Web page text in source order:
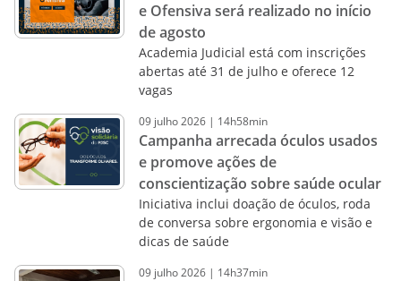
e Ofensiva será realizado no início
de agosto
Academia Judicial está com inscrições
abertas até 31 de julho e oferece 12
vagas
09 julho2026 | 14h58min
Campanha arrecada óculos usados
e promove ações de
conscientização sobre saúde ocular
Iniciativa inclui doação de óculos, roda
de conversa sobre ergonomia e visão e
dicas de saúde
09 julho2026 | 14h37min